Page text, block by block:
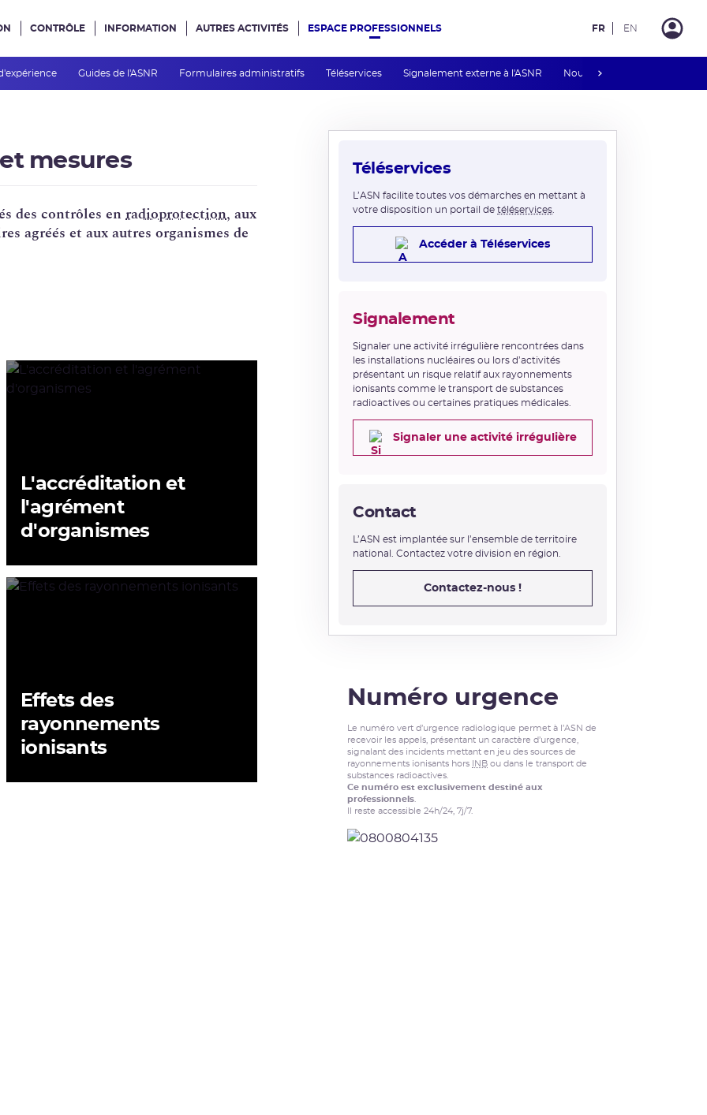
siteCONTRÔLE INFORMATION AUTRES ACTIVITÉS ESPACE PROFESSIONNELS
Guides de l'ASNR Formulaires administratifs Téléservices Signalement externe à l'ASNR Nous contacter
FR EN
mesures
des contrôles enradioprotection, aux
agréés et aux autres organismes de
L'accréditation et
l'agrément
d'organismes
Effets des
rayonnements
ionisants
Téléservices
L’ASN facilite toutes vos démarches en mettant à
votre disposition un portail de téléservices
Accéder à Téléservices
Signalement
Signaler une activité irrégulière rencontrées dans
les installations nucléaires ou lors d’activités
présentant un risque relatif aux rayonnements
ionisants comme le transport de substances
radioactives ou certaines pratiques médicales.
Signaler une activité irrégulière
Contact
L’ASN est implantée sur l’ensemble de territoire
national. Contactez votre division en région.
Contactez-nous !
Numéro urgence
Le numéro vert d’urgence radiologique permet à l’ASN de
recevoir les appels, présentant un caractère d’urgence,
signalant des incidents mettant en jeu des sources de
rayonnements ionisants hors
INB ou dans le transport de
substances radioactives.
Ce numéro est exclusivement destiné aux
professionnels
Il reste accessible 24h/24, 7j/7.